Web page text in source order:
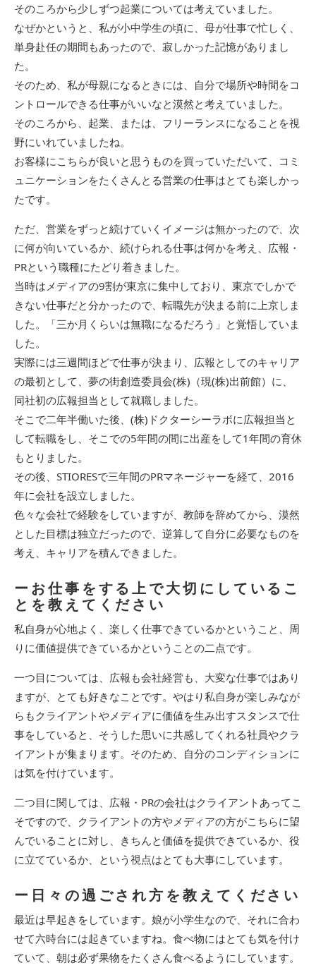
そのころから少しずつ起業については考えていました。
なぜかというと、私が小中学生の頃に、母が仕事で忙しく、
単身赴任の期間もあったので、寂しかった記憶がありまし
た。
そのため、私が母親になるときには、自分で場所や時間をコ
ントロールできる仕事がいいなと漠然と考えていました。
そのころから、起業、または、フリーランスになることを視
野にいれていましたね。
お客様にこちらが良いと思うものを買っていただいて、コミ
ュニケーションをたくさんとる営業の仕事はとても楽しかっ
たです。
ただ、営業をずっと続けていくイメージは無かったので、次
に何が向いているか、続けられる仕事は何かを考え、広報・
PRという職種にたどり着きました。
当時はメディアの9割が東京に集中しており、東京でしかで
きない仕事だと分かったので、転職先が決まる前に上京しま
した。「三か月くらいは無職になるだろう」と覚悟していま
した。
実際には三週間ほどで仕事が決まり、広報としてのキャリア
の最初として、夢の街創造委員会(株)（現(株)出前館）に、
同社初の広報担当として就職しました。
そこで二年半働いた後、(株)ドクターシーラボに広報担当と
して転職をし、そこでの5年間の間に出産をして1年間の育休
もとりました。
その後、STIORESで三年間のPRマネージャーを経て、2016
年に会社を設立しました。
色々な会社で経験をしていますが、教師を辞めてから、漠然
とした目標は独立だったので、逆算して自分に必要なものを
考え、キャリアを積んできました。
ーお仕事をする上で大切にしているこ
とを教えてください
私自身が心地よく、楽しく仕事できているかということ、周
りに価値提供できているかということの二点です。
一つ目については、広報も会社経営も、大変な仕事ではあり
ますが、とても好きなことです。やはり私自身が楽しみなが
らもクライアントやメディアに価値を生み出すスタンスで仕
事をしていると、そうした思いに共感してくれる社員やクラ
イアントが集まります。そのため、自分のコンディションに
は気を付けています。
二つ目に関しては、広報・PRの会社はクライアントあってこ
そですので、クライアントの方やメディアの方がこちらに望
んでいることに対し、きちんと価値を提供できているか、役
に立てているか、という視点はとても大事にしています。
ー日々の過ごされ方を教えてください
最近は早起きをしています。娘が小学生なので、それに合わ
せて六時台には起きていますね。食べ物にはとても気を付け
ていて、朝は必ず果物をたくさん食べるようにしています。